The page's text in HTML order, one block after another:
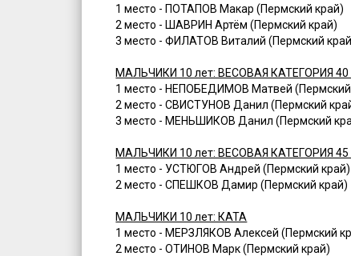
1 место - ПОТАПОВ Макар (Пермский край)
2 место - ШАВРИН Артём (Пермский край)
3 место - ФИЛАТОВ Виталий (Пермский
МАЛЬЧИКИ 10 лет: ВЕСОВАЯ КАТЕГОРИЯ 40
1 место - НЕПОБЕДИМОВ Матвей (Пермский
2 место - СВИСТУНОВ Данил (Пермский
3 место - МЕНЬШИКОВ Данил (Пермский
МАЛЬЧИКИ 10 лет: ВЕСОВАЯ КАТЕГОРИЯ 45
1 место - УСТЮГОВ Андрей (Пермский край)
2 место - СПЕШКОВ Дамир (Пермский край)
МАЛЬЧИКИ 10 лет: КАТА
1 место - МЕРЗЛЯКОВ Алексей (Пермский
2 место - ОТИНОВ Марк (Пермский край)